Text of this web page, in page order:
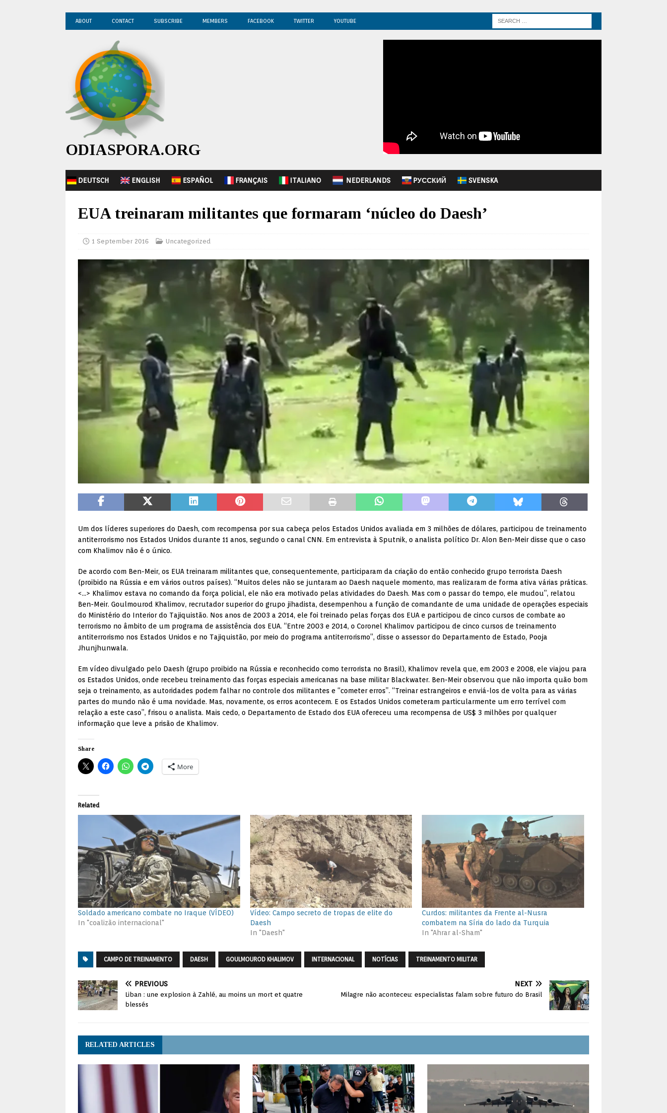
ABOUT CONTACT SUBSCRIBE MEMBERS FACEBOOK TWITTER YOUTUBE
ODIASPORA.ORG
DEUTSCH ENGLISH ESPAÑOL FRANÇAIS ITALIANO NEDERLANDS PУССКИЙ SVENSKA
EUA treinaram militantes que formaram ‘núcleo do Daesh’
1 September 2016 Uncategorized
Um dos líderes superiores do Daesh, com recompensa por sua cabeça pelos Estados Unidos avaliada em 3 milhões de dólares, participou de treinamento
antiterrorismo nos Estados Unidos durante 11 anos, segundo o canal CNN. Em entrevista à Sputnik, o analista político Dr. Alon Ben-Meir disse que o caso
com Khalimov não é o único.
De acordo com Ben-Meir, os EUA treinaram militantes que, consequentemente, participaram da criação do então conhecido grupo terrorista Daesh
(proibido na Rússia e em vários outros países). “Muitos deles não se juntaram ao Daesh naquele momento, mas realizaram de forma ativa várias práticas.
<…> Khalimov estava no comando da força policial, ele não era motivado pelas atividades do Daesh. Mas com o passar do tempo, ele mudou”, relatou
Ben-Meir. Goulmourod Khalimov, recrutador superior do grupo jihadista, desempenhou a função de comandante de uma unidade de operações especiais
do Ministério do Interior do Tajiquistão. Nos anos de 2003 a 2014, ele foi treinado pelas forças dos EUA e participou de cinco cursos de combate ao
terrorismo no âmbito de um programa de assistência dos EUA. “Entre 2003 e 2014, o Coronel Khalimov participou de cinco cursos de treinamento
antiterrorismo nos Estados Unidos e no Tajiquistão, por meio do programa antiterrorismo”, disse o assessor do Departamento de Estado, Pooja
Jhunjhunwala.
Em vídeo divulgado pelo Daesh (grupo proibido na Rússia e reconhecido como terrorista no Brasil), Khalimov revela que, em 2003 e 2008, ele viajou para
os Estados Unidos, onde recebeu treinamento das forças especiais americanas na base militar Blackwater. Ben-Meir observou que não importa quão bom
seja o treinamento, as autoridades podem falhar no controle dos militantes e “cometer erros”. “Treinar estrangeiros e enviá-los de volta para as várias
partes do mundo não é uma novidade. Mas, novamente, os erros acontecem. E os Estados Unidos cometeram particularmente um erro terrível com
relação a este caso”, frisou o analista. Mais cedo, o Departamento de Estado dos EUA ofereceu uma recompensa de US$ 3 milhões por qualquer
informação que leve a prisão de Khalimov.
Share
More
Related
Soldado americano combate no Iraque (VÍDEO)
In "coalizão internacional"
Vídeo: Campo secreto de tropas de elite do
Daesh
In "Daesh"
Curdos: militantes da Frente al-Nusra
combatem na Síria do lado da Turquia
In "Ahrar al-Sham"
CAMPO DE TREINAMENTO DAESH GOULMOUROD KHALIMOV INTERNACIONAL NOTÍCIAS TREINAMENTO MILITAR
PREVIOUS
Liban : une explosion à Zahlé, au moins un mort et quatre
blessés
NEXT
Milagre não aconteceu: especialistas falam sobre futuro do Brasil
RELATED ARTICLES